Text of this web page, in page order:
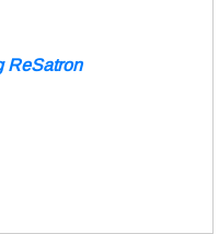
ReSatron